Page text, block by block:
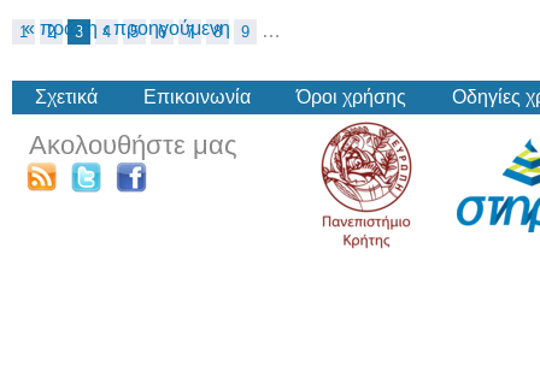
« πρώτη ‹ προηγούμενη
1 2 3 4 5 6 7 8 9 …
Σχετικά Επικοινωνία Όροι χρήσης Οδηγίες
Ακολουθήστε μας